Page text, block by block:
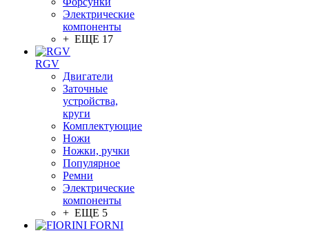
Электрические
компоненты
+ ЕЩЕ 17
RGV
Двигатели
Заточные
устройства,
круги
Комплектующие
Ножи
Ножки, ручки
Популярное
Ремни
Электрические
компоненты
+ ЕЩЕ 5